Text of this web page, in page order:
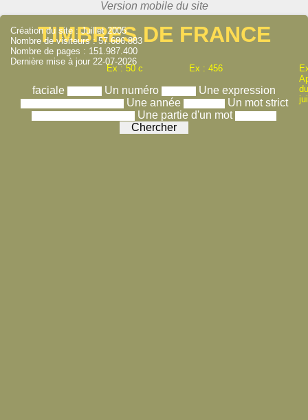
TIMBRES DE FRANCE
Ex : 50 c Ex : 456
faciale Un numéro
Une expression
Une année
Un mot strict
Une partie d'un mot
Création du site : Juillet 2005
Nombre de visiteurs : 57.686.883
Nombre de pages : 151.987.400
Dernière mise à jour 22-07-2026